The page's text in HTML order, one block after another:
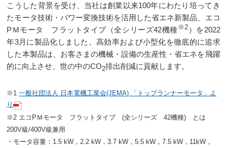
こうした背景を受け、当社は創業以来100年にわたり培ってき
たモータ技術・パワー変換技術を活用した省エネ新製品、エコ
PＭモータ フラットタイプ（全シリーズ42機種 ※2 ）を2022
年3月に製品化しました。高効率および小型化を徹底的に追求
した本製品は、お客さまの機械・設備の生産性・省エネを飛躍
的に向上させ、世の中のCO2排出削減に貢献します。
※1一般社団法人 日本電機工業会(JEMA) 「トップランナーモータ」よ
り
※2 エコPＭモータ フラットタイプ (全シリーズ 42機種) とは
200V級/400V級兼用
・モータ容量：1.5 kW，2.2 kW，3.7 kW，5.5 kW，7.5 kW，11kW，